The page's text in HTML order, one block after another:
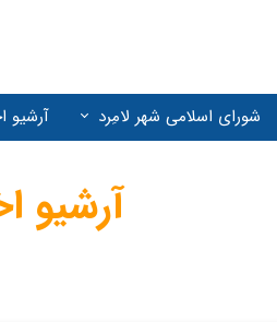
شورای اسلامی شهر لامِرد آرشیو
آرشیو